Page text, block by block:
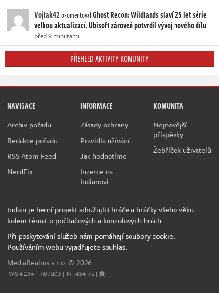
Vojtak42okomentovalGhost Recon: Wildlands slaví 25 let série
velkou aktualizací. Ubisoft zároveň potvrdil vývoj nového dílu
před 9 minutami
PŘEHLED AKTIVITY KOMUNITY
NAVIGACE
Archiv pořadu
Redakce pořadu
RSS Atom Feed
NerdFix
INFORMACE
Zásady ochrany
Pravidla užívání
Jak hodnotíme
Inzerce na
Indianovi
KOMUNITA
Nejnovější
příspěvky
Žebříček uživatelů
Indian je herní projekt sdružující hráče a hráčky všeho věku
kolem témat o počítačových a konzolových hrách.
Při poskytování služeb nám pomáhají soubory cookie.
Používáním webu vyjadřujete souhlas.
MediaRealms s.r.o. © 2026
IWS 4.234 - m07d03 | IN | 434 ms |